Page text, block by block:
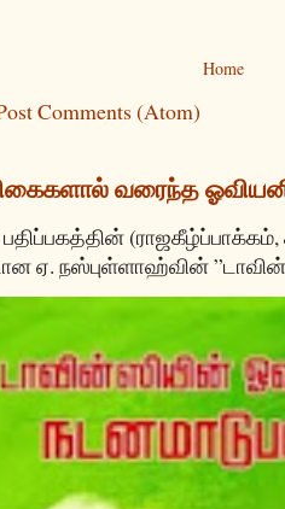
Home
Comments (Atom)
வரைந்த
ஏ. நஸ்புள்ளாஹ்வின்